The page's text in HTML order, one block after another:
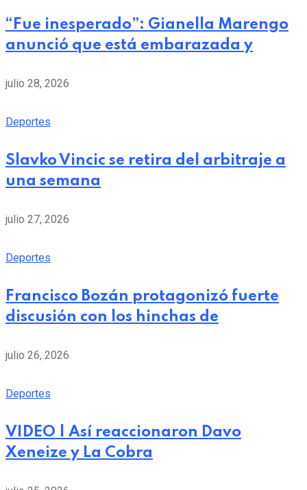
“Fue inesperado”: Gianella Marengo
anunció que está embarazada y
julio 28, 2026
Deportes
Slavko Vincic se retira del arbitraje a
una semana
julio 27, 2026
Deportes
Francisco Bozán protagonizó fuerte
discusión con los hinchas de
julio 26, 2026
Deportes
VIDEO | Así reaccionaron Davo
Xeneize y La Cobra